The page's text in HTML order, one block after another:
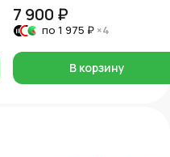
7 900 ₽
по 1 975 ₽ ×4
В корзину